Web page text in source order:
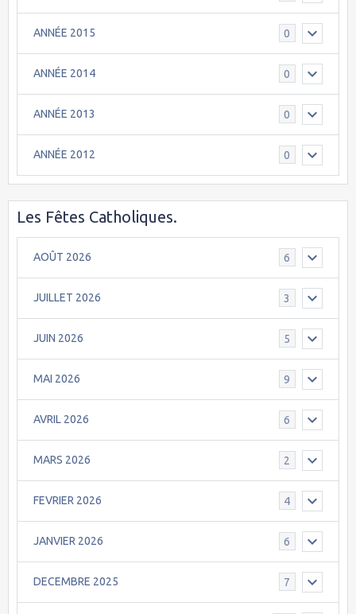
ANNÉE 2015 0
ANNÉE 2014 0
ANNÉE 2013 0
ANNÉE 2012 0
Les Fêtes Catholiques.
AOÛT 2026 6
JUILLET 2026 3
JUIN 2026 5
MAI 2026 9
AVRIL 2026 6
MARS 2026 2
FEVRIER 2026 4
JANVIER 2026 6
DECEMBRE 2025 7